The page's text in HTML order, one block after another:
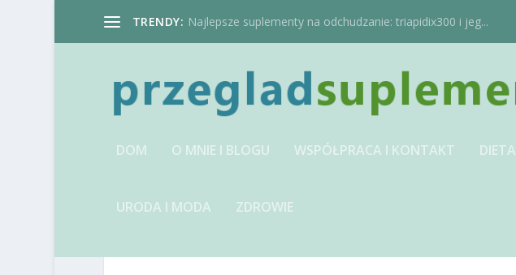
TRENDY: Najlepsze suplementy na odchudzanie: triapidix300 i jeg...
DOM O MNIE I BLOGU WSPÓŁPRACA I KONTAKT DIETA
URODA I MODA ZDROWIE